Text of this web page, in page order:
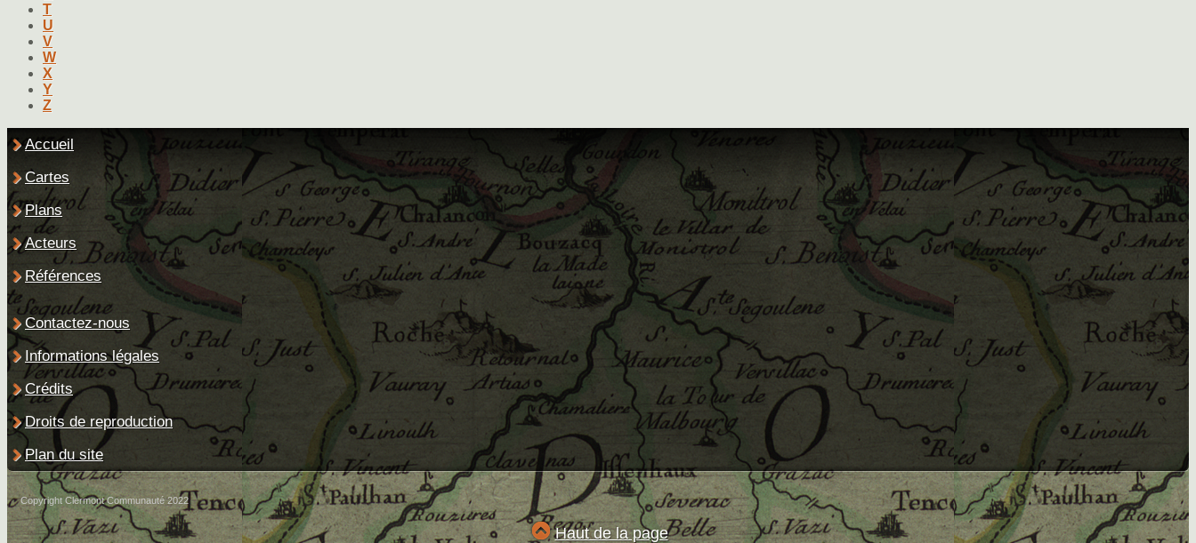
T
U
V
W
X
Y
Z
Accueil
Cartes
Plans
Acteurs
Références
Contactez-nous
Informations légales
Crédits
Droits de reproduction
Plan du site
Copyright Clermont Communauté 2022
Haut de la page